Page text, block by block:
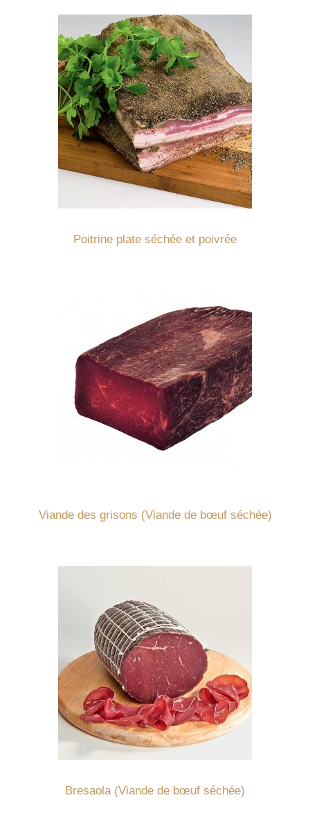
Poitrine plate séchée et poivrée
Viande des grisons (Viande de bœuf séchée)
Bresaola (Viande de bœuf séchée)